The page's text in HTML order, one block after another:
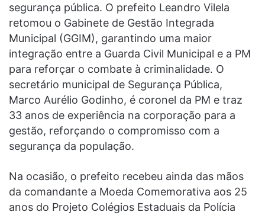
segurança pública. O prefeito Leandro Vilela
retomou o Gabinete de Gestão Integrada
Municipal (GGIM), garantindo uma maior
integração entre a Guarda Civil Municipal e a PM
para reforçar o combate à criminalidade. O
secretário municipal de Segurança Pública,
Marco Aurélio Godinho, é coronel da PM e traz
33 anos de experiência na corporação para a
gestão, reforçando o compromisso com a
segurança da população.
Na ocasião, o prefeito recebeu ainda das mãos
da comandante a Moeda Comemorativa aos 25
anos do Projeto Colégios Estaduais da Polícia